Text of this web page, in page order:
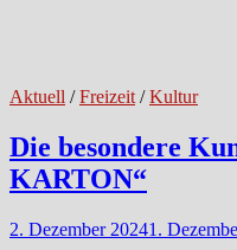
Aktuell /Freizeit /Kultur
Die besondere
KARTON“
2. Dezember 20241.